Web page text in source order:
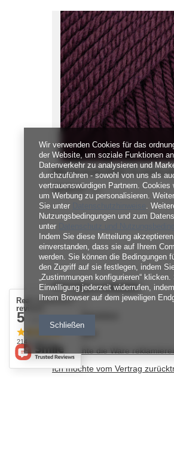
Włóczka Drops DAISY 34 ciemne
16,10 zł / szt.
BESTELLUNGEN
Bestellungsstatus
Ich möchte die Ware
Ich möchte vom Vertrag
Real customers
reviews
5
214 reviews
Wir verwenden Cookies für das
der Website, um soziale Funktionen
Datenverkehr zu analysieren und
durchzuführen - sowohl von uns als
vertrauenswürdigen Partnern. Cookies
um Werbung zu personalisieren.
Sie unter
.
Nutzungsbedingungen und zum
unter
Indem Sie diese Mitteilung
einverstanden, dass sie auf Ihrem
werden. Sie können die Bedingungen
den Zugriff auf sie festlegen, indem
„Zustimmungen konfigurieren“
Einwilligung jederzeit widerrufen,
Ihrem Browser auf dem jeweiligen
Schließen